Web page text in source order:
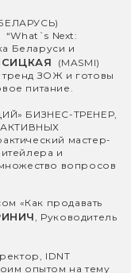
БЕЛАРУСЬ)
“What`s Next:
Беларуси и
(MASMI)
тренд ЗОЖ и готовы
питание.
БИЗНЕС-ТРЕНЕР,
мастер-
и
вопросов
«Как продавать
, Руководитель
IDNT
опытом на тему